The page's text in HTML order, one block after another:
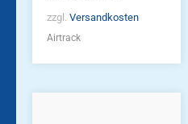
zzgl. Versandkosten
Airtrack